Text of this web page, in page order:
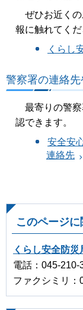
ぜひお近くの
報に触れてくだ
くらし
警察署の連絡
最寄りの警察
認できます。
安全安
連絡先
このページ
くらし安全防
電話：045-
ファクシミリ：